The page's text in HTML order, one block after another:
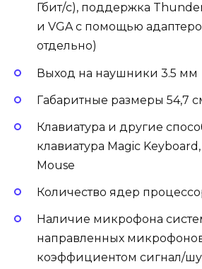
Гбит/с), поддержка
и VGA с помощью
отдельно)
Выход на наушники 3.5 мм
Габаритные размеры 54,7
Клавиатура и другие
клавиатура Magic
Mouse
Количество ядер
Наличие микрофона
направленных
коэффициентом сигнал/